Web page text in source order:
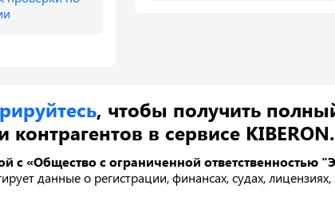
, чтобы получить
контрагентов в сервисе KIBERON.
с «Общество с ограниченной ответственностью
данные о регистрации, финансах, судах,